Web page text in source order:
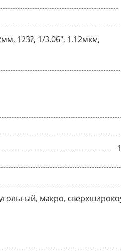
123?, 1/3.06", 1.12мкм,
макро,